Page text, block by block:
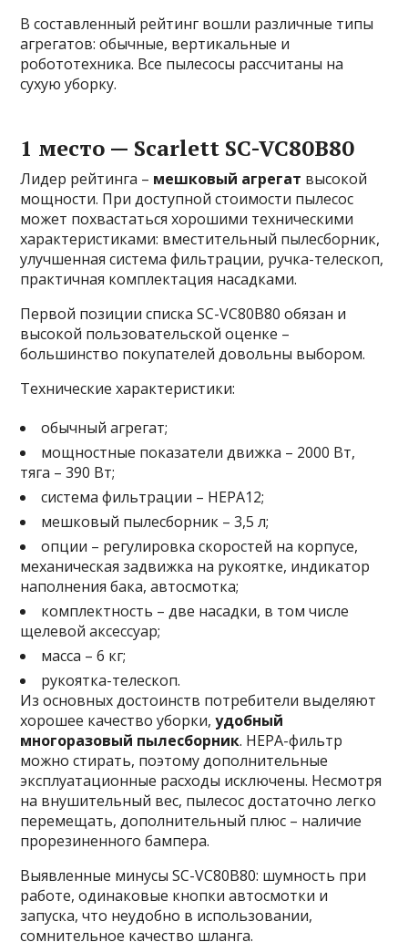
В составленный рейтинг вошли различные типы
агрегатов: обычные, вертикальные и
робототехника. Все пылесосы рассчитаны на
сухую уборку.
1 место — Scarlett SC-VC80B80
Лидер рейтинга – мешковый агрегат высокой
мощности. При доступной стоимости пылесос
может похвастаться хорошими техническими
характеристиками: вместительный пылесборник,
улучшенная система фильтрации, ручка-телескоп,
практичная комплектация насадками.
Первой позиции списка SC-VC80B80 обязан и
высокой пользовательской оценке –
большинство покупателей довольны выбором.
Технические характеристики:
обычный агрегат;
мощностные показатели движка – 2000 Вт,
тяга – 390 Вт;
система фильтрации – HEPA12;
мешковый пылесборник – 3,5 л;
опции – регулировка скоростей на корпусе,
механическая задвижка на рукоятке, индикатор
наполнения бака, автосмотка;
комплектность – две насадки, в том числе
щелевой аксессуар;
масса – 6 кг;
рукоятка-телескоп.
Из основных достоинств потребители выделяют
хорошее качество уборки,удобный
многоразовый пылесборник. HEPA-фильтр
можно стирать, поэтому дополнительные
эксплуатационные расходы исключены. Несмотря
на внушительный вес, пылесос достаточно легко
перемещать, дополнительный плюс – наличие
прорезиненного бампера.
Выявленные минусы SC-VC80B80: шумность при
работе, одинаковые кнопки автосмотки и
запуска, что неудобно в использовании,
сомнительное качество шланга.